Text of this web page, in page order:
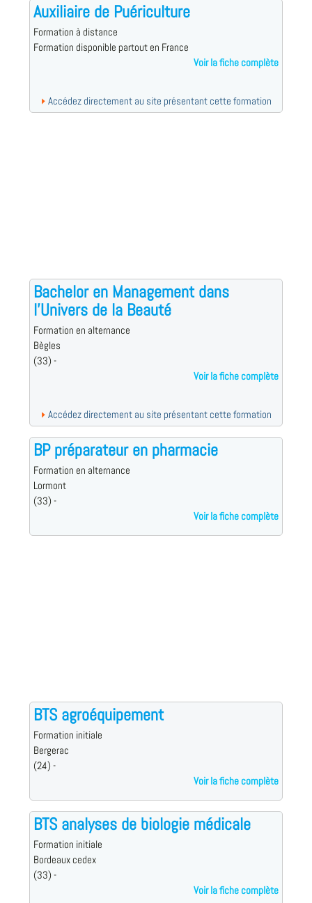
Auxiliaire de Puériculture
Formation à distance
Formation disponible partout en France
Voir la fiche complète
Accédez directement au site présentant cette formation
Bachelor en Management dans
l'Univers de la Beauté
Formation en alternance
Bègles
(33) -
Voir la fiche complète
Accédez directement au site présentant cette formation
BP préparateur en pharmacie
Formation en alternance
Lormont
(33) -
Voir la fiche complète
BTS agroéquipement
Formation initiale
Bergerac
(24) -
Voir la fiche complète
BTS analyses de biologie médicale
Formation initiale
Bordeaux cedex
(33) -
Voir la fiche complète